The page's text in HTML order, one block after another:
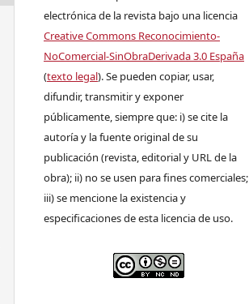
electrónica de la revista bajo una licencia
Creative Commons Reconocimiento-
NoComercial-SinObraDerivada 3.0 España
(texto legal). Se pueden copiar, usar,
difundir, transmitir y exponer
públicamente, siempre que: i) se cite la
autoría y la fuente original de su
publicación (revista, editorial y URL de la
obra); ii) no se usen para fines comerciales;
iii) se mencione la existencia y
especificaciones de esta licencia de uso.